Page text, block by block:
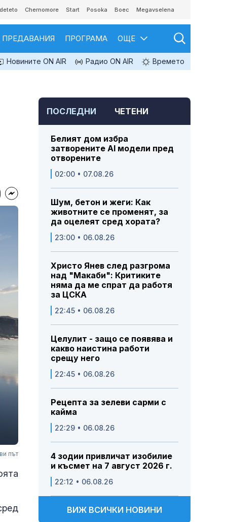
Chernomore Start Posoka Boec Megavselena
ПРЕДАВАНИЯ ПРОГРАМА ОЩЕ
Новините ON AIR Радио ON AIR Времето
път
ПОСЛЕДНИ ЧЕТЕНИ
Белият дом избра
затворените AI модели пред
отворените
02:00 • 07.08.26
Шум, бетон и жеги: Как
животните се променят, за
да оцелеят сред хората?
23:00 • 06.08.26
Христо Янев след разгрома
над "Макаби": Критиките
няма да ме спрат да работя
за ЦСКА
22:45 • 06.08.26
Целулит - защо се появява и
какво наистина работи
срещу него
22:45 • 06.08.26
Рецепта за зелеви сарми с
кайма
22:29 • 06.08.26
4 зодии привличат изобилие
и късмет на 7 август 2026 г.
22:12 • 06.08.26
ВИЖ ВСИЧКИ НОВИНИ